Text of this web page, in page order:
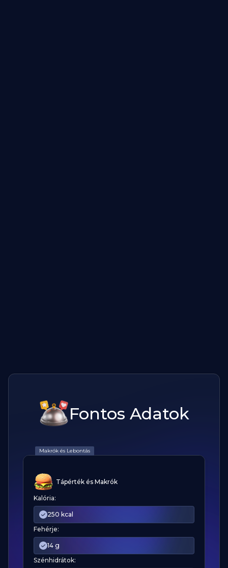
Fontos Adatok
Makrók és Lebontás
Tápérték és Makrók
Kalória:
250 kcal
Fehérje:
14 g
Szénhidrátok: